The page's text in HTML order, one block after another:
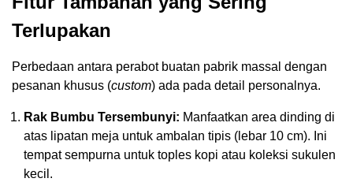
Terlupakan
Perbedaan antara perabot buatan pabrik massal dengan
pesanan khusus (custom) ada pada detail personalnya.
Rak Bumbu Tersembunyi: Manfaatkan area dinding di
atas lipatan meja untuk ambalan tipis (lebar 10 cm). Ini
tempat sempurna untuk toples kopi atau koleksi sukulen
kecil.